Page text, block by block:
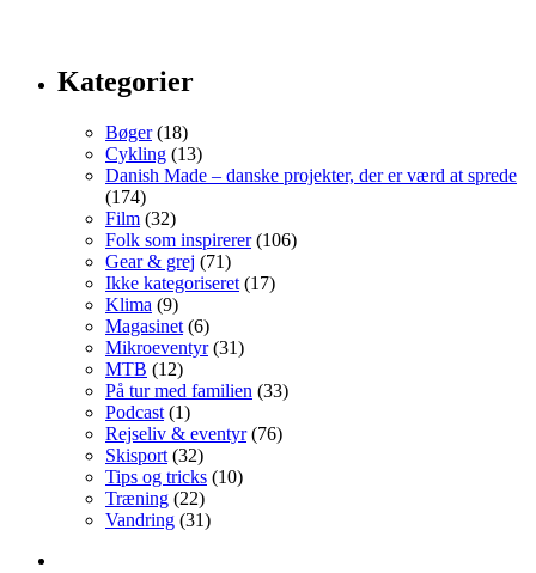
Kategorier
Bøger(18)
Cykling (13)
Danish Made – danske projekter, der er værd at sprede
(174)
Film (32)
Folk som inspirerer(106)
Gear & grej (71)
Ikke kategoriseret (17)
Klima (9)
Magasinet (6)
Mikroeventyr(31)
MTB (12)
På tur med familien (33)
Podcast (1)
Rejseliv & eventyr(76)
Skisport (32)
Tips og tricks (10)
Træning (22)
Vandring (31)